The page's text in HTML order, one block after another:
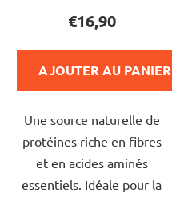
du
produit
de
sur
5
étoiles.
€16,90
AJOUTER AU PANIER
Une source naturelle de
protéines riche en fibres
et en acides aminés
essentiels. Idéale pour la